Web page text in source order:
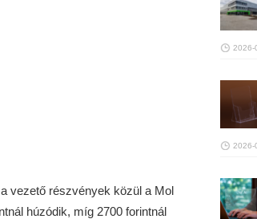
vezető részvények közül a Mol
húzódik, míg 2700 forintnál
2026-
2026-